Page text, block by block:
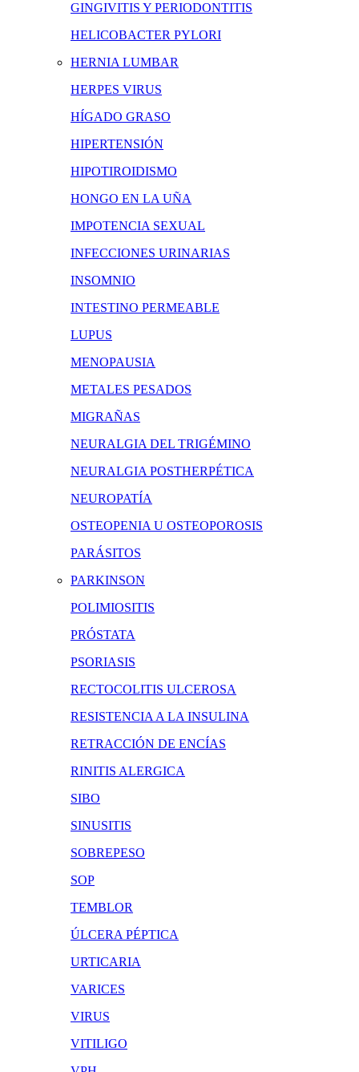
GINGIVITIS Y PERIODONTITIS
HELICOBACTER PYLORI
HERNIA LUMBAR
HERPES VIRUS
HÍGADO GRASO
HIPERTENSIÓN
HIPOTIROIDISMO
HONGO EN LA UÑA
IMPOTENCIA SEXUAL
INFECCIONES URINARIAS
INSOMNIO
INTESTINO PERMEABLE
LUPUS
MENOPAUSIA
METALES PESADOS
MIGRAÑAS
NEURALGIA DEL TRIGÉMINO
NEURALGIA POSTHERPÉTICA
NEUROPATÍA
OSTEOPENIA U OSTEOPOROSIS
PARÁSITOS
PARKINSON
POLIMIOSITIS
PRÓSTATA
PSORIASIS
RECTOCOLITIS ULCEROSA
RESISTENCIA A LA INSULINA
RETRACCIÓN DE ENCÍAS
RINITIS ALERGICA
SIBO
SINUSITIS
SOBREPESO
SOP
TEMBLOR
ÚLCERA PÉPTICA
URTICARIA
VARICES
VIRUS
VITILIGO